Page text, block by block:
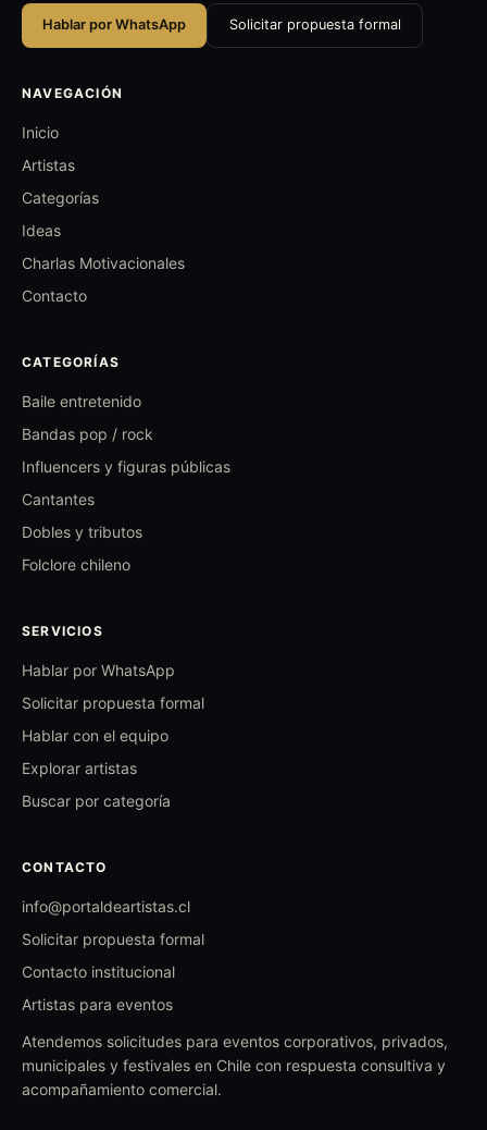
Hablar por WhatsApp Solicitar propuesta formal
NAVEGACIÓN
Inicio
Artistas
Categorías
Ideas
Charlas Motivacionales
Contacto
CATEGORÍAS
Baile entretenido
Bandas pop / rock
Influencers y figuras públicas
Cantantes
Dobles y tributos
Folclore chileno
SERVICIOS
Hablar por WhatsApp
Solicitar propuesta formal
Hablar con el equipo
Explorar artistas
Buscar por categoría
CONTACTO
info@portaldeartistas.cl
Solicitar propuesta formal
Contacto institucional
Artistas para eventos
Atendemos solicitudes para eventos corporativos, privados,
municipales y festivales en Chile con respuesta consultiva y
acompañamiento comercial.